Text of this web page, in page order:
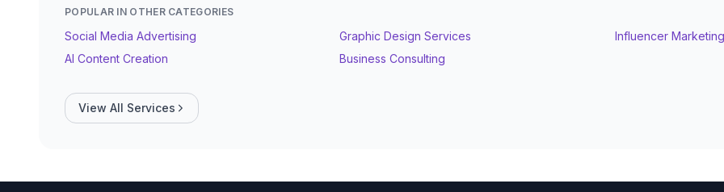
επαγγελματίες
POPULAR IN OTHER CATEGORIES
Social Media Advertising Graphic Design Services
Influencer Marketing
AI Content Creation
Business Consulting
View All Services